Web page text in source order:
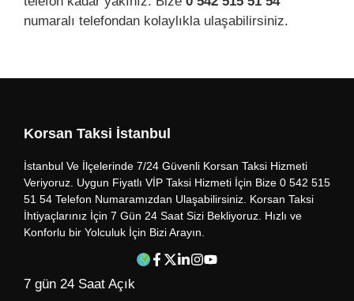
numaralı telefondan kolaylıkla ulaşabilirsiniz.
Korsan Taksi İstanbul
İstanbul Ve İlçelerinde 7/24 Güvenli Korsan Taksi Hizmeti
Veriyoruz. Uygun Fiyatlı VİP Taksi Hizmeti İçin Bize 0 542 515
51 54 Telefon Numaramızdan Ulaşabilirsiniz. Korsan Taksi
İhtiyaçlarınız İçin 7 Gün 24 Saat Sizi Bekliyoruz. Hızlı ve
Konforlu bir Yolculuk İçin Bizi Arayın.
7 gün 24 Saat Açık